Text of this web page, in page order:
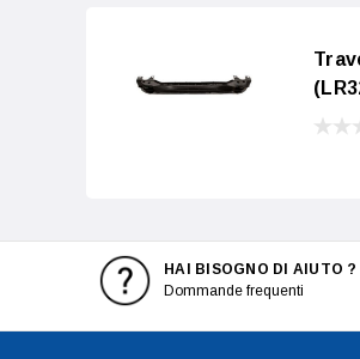
HAI BISOGNO DI AIUTO ?
Dommande frequenti